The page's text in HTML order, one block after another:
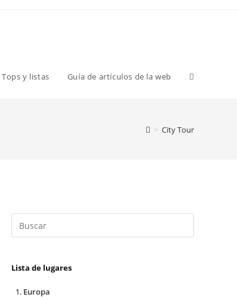
Tops y listas Guía de artículos de la web
> City Tour
Lista de lugares
Europa